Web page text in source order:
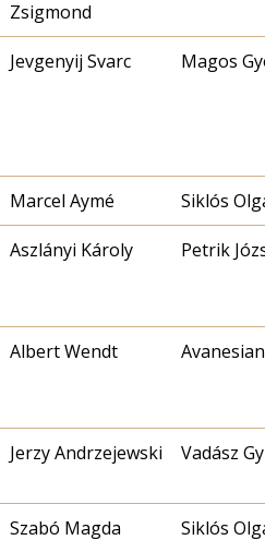
Zsigmond
Jevgenyij Svarc Magos
Marcel Aymé Siklós
Aszlányi Károly Petrik
Albert Wendt
Jerzy Andrzejewski Vadász
Szabó Magda Siklós